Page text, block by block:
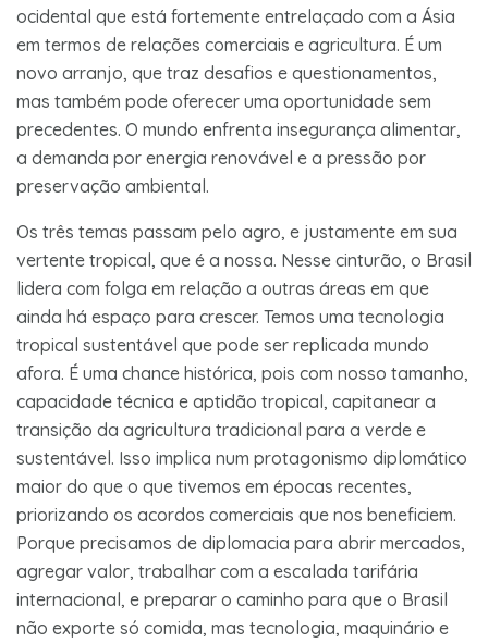
ocidental que está fortemente entrelaçado com a Ásia
em termos de relações comerciais e agricultura. É um
novo arranjo, que traz desafios e questionamentos,
mas também pode oferecer uma oportunidade sem
precedentes. O mundo enfrenta insegurança alimentar,
a demanda por energia renovável e a pressão por
preservação ambiental.
Os três temas passam pelo agro, e justamente em sua
vertente tropical, que é a nossa. Nesse cinturão, o Brasil
lidera com folga em relação a outras áreas em que
ainda há espaço para crescer. Temos uma tecnologia
tropical sustentável que pode ser replicada mundo
afora. É uma chance histórica, pois com nosso tamanho,
capacidade técnica e aptidão tropical, capitanear a
transição da agricultura tradicional para a verde e
sustentável. Isso implica num protagonismo diplomático
maior do que o que tivemos em épocas recentes,
priorizando os acordos comerciais que nos beneficiem.
Porque precisamos de diplomacia para abrir mercados,
agregar valor, trabalhar com a escalada tarifária
internacional, e preparar o caminho para que o Brasil
não exporte só comida, mas tecnologia, maquinário e